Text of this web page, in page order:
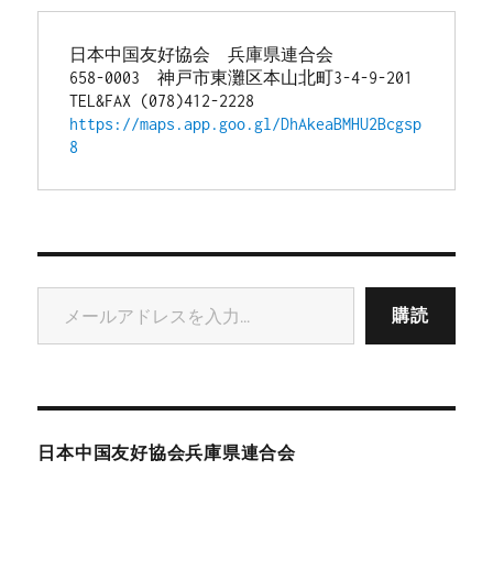
日本中国友好協会　兵庫県連合会
658-0003　神戸市東灘区本山北町3-4-9-201
TEL&FAX (078)412-2228
https://maps.app.goo.gl/DhAkeaBMHU2Bcgsp
8
メールアドレスを入力...
購読
日本中国友好協会兵庫県連合会